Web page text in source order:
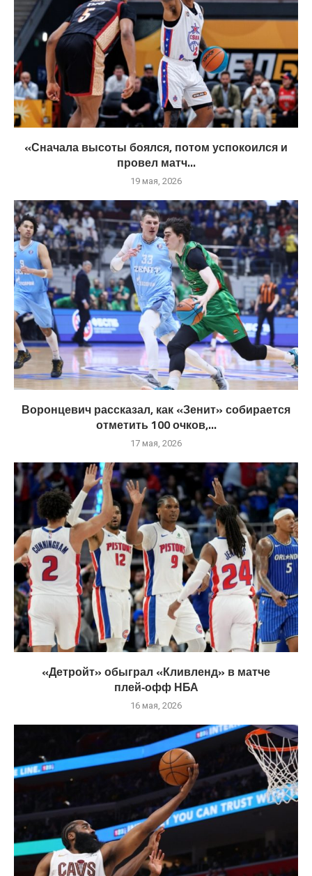
«Сначала высоты боялся, потом успокоился и
провел матч...
19 мая, 2026
Воронцевич рассказал, как «Зенит» собирается
отметить 100 очков,...
17 мая, 2026
«Детройт» обыграл «Кливленд» в матче
плей‑офф НБА
16 мая, 2026